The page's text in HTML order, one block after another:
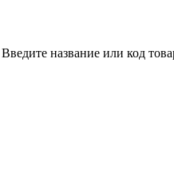
Введите название или код